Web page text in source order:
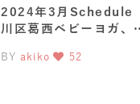
2024年3月Schedule
川区葛西ベビーヨガ、
BY akiko 52